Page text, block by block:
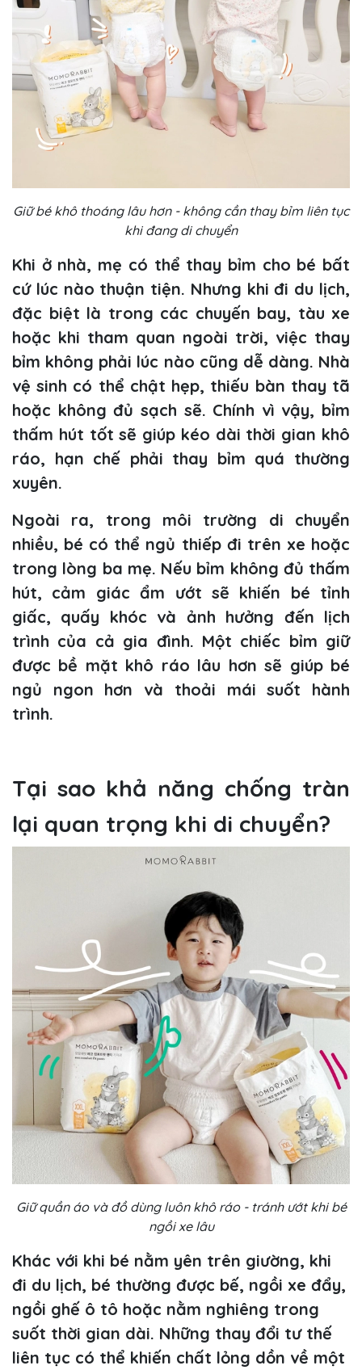
Giữ bé khô thoáng lâu hơn - không cần thay bỉm liên tục
khi đang di chuyển
Khi ở nhà, mẹ có thể thay bỉm cho bé bất
cứ lúc nào thuận tiện. Nhưng khi đi du lịch,
đặc biệt là trong các chuyến bay, tàu xe
hoặc khi tham quan ngoài trời, việc thay
bỉm không phải lúc nào cũng dễ dàng. Nhà
vệ sinh có thể chật hẹp, thiếu bàn thay tã
hoặc không đủ sạch sẽ. Chính vì vậy, bỉm
thấm hút tốt sẽ giúp kéo dài thời gian khô
ráo, hạn chế phải thay bỉm quá thường
xuyên.
Ngoài ra, trong môi trường di chuyển
nhiều, bé có thể ngủ thiếp đi trên xe hoặc
trong lòng ba mẹ. Nếu bỉm không đủ thấm
hút, cảm giác ẩm ướt sẽ khiến bé tỉnh
giấc, quấy khóc và ảnh hưởng đến lịch
trình của cả gia đình. Một chiếc bỉm giữ
được bề mặt khô ráo lâu hơn sẽ giúp bé
ngủ ngon hơn và thoải mái suốt hành
trình.
Tại sao khả năng chống tràn
lại quan trọng khi di chuyển?
Giữ quần áo và đồ dùng luôn khô ráo - tránh ướt khi bé
ngồi xe lâu
Khác với khi bé nằm yên trên giường, khi
đi du lịch, bé thường được bế, ngồi xe đẩy,
ngồi ghế ô tô hoặc nằm nghiêng trong
suốt thời gian dài. Những thay đổi tư thế
liên tục có thể khiến chất lỏng dồn về một